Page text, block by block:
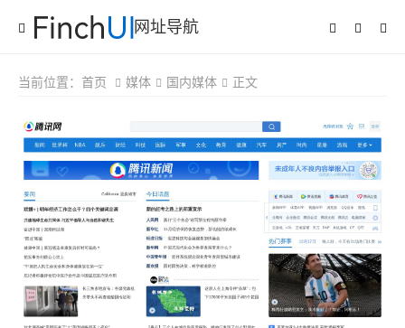
网址导航
当前位置： 首页 媒体 国内媒体 正文